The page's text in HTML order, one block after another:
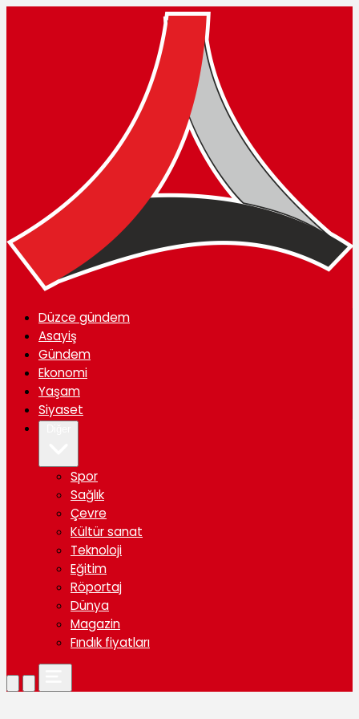
Düzce gündem
Asayiş
Gündem
Ekonomi
Yaşam
Siyaset
Spor
Sağlık
Çevre
Kültür sanat
Teknoloji
Eğitim
Röportaj
Dünya
Magazin
Fındık fiyatları